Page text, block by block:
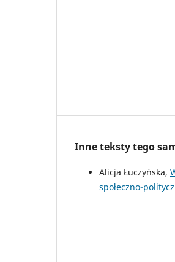
Inne teksty tego
Alicja Łuczyńska,
społeczno-